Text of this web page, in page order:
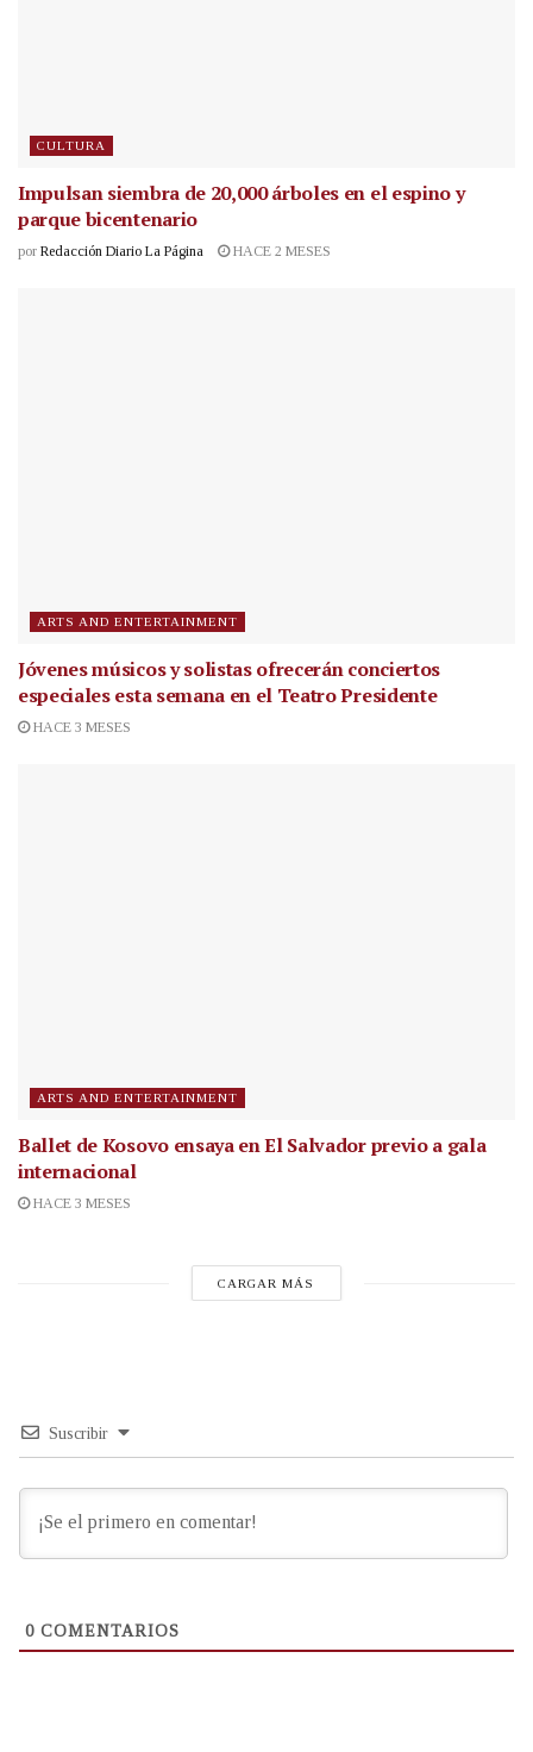
CULTURA
Impulsan siembra de 20,000 árboles en el espino y
parque bicentenario
por Redacción Diario La Página HACE 2 MESES
ARTS AND ENTERTAINMENT
Jóvenes músicos y solistas ofrecerán conciertos
especiales esta semana en el Teatro Presidente
HACE 3 MESES
ARTS AND ENTERTAINMENT
Ballet de Kosovo ensaya en El Salvador previo a gala
internacional
HACE 3 MESES
CARGAR MÁS
Suscribir
0 COMENTARIOS